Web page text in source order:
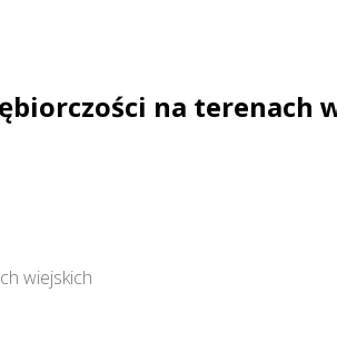
na terenach
wiejskich